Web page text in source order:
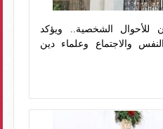
للأحوال الشخصية.. ويؤكد
والاجتماع وعلماء دين